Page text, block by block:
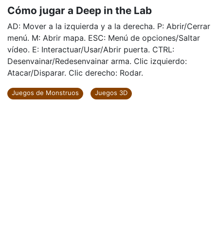
Cómo jugar a Deep in the Lab
AD: Mover a la izquierda y a la derecha. P: Abrir/Cerrar
menú. M: Abrir mapa. ESC: Menú de opciones/Saltar
vídeo. E: Interactuar/Usar/Abrir puerta. CTRL:
Desenvainar/Redesenvainar arma. Clic izquierdo:
Atacar/Disparar. Clic derecho: Rodar.
Juegos de Monstruos Juegos 3D